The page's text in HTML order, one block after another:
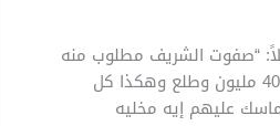
“صفوت الشريف مطلوب منه
يدفع 700 مليون جنيه وبيتقمص ويقول لأ مش هدفع واتفلقوا، ورغم إن زكريا عزمي دفع 400 مليون وطلع وهكذا كل
عليهم إيه مخليه